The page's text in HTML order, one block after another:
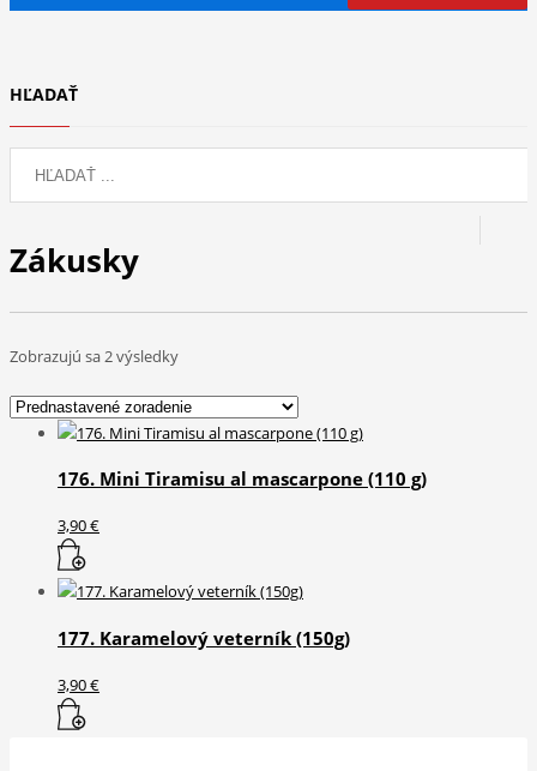
HĽADAŤ
Zákusky
Zobrazujú sa 2 výsledky
176. Mini Tiramisu al mascarpone (110 g)
3,90€
177. Karamelový veterník (150g)
3,90€